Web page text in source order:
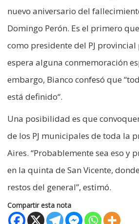
nuevo aniversario del
Domingo Perón. Es el primero
como presidente del PJ provincial
espera alguna conmemoración
embargo, Bianco confesó que
está definido“.
Una posibilidad es que
de los PJ municipales de toda la
Aires. “Probablemente sea eso y
en la quinta de San Vicente,
restos del general”, estimó.
Compartir esta nota